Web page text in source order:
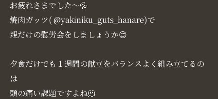
お疲れさまでした～💦
焼肉ガッツ( @yakiniku_guts_hanare)で
親だけの慰労会をしましょうか😊
夕食だけでも１週間の献立をバランスよく組み立てるの
は
頭の痛い課題ですよね🫠